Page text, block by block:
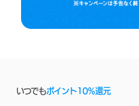
いつでもポイント10%還元